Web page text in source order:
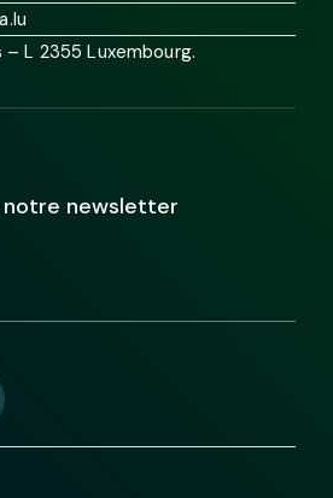
– L 2355 Luxembourg.
notre newsletter